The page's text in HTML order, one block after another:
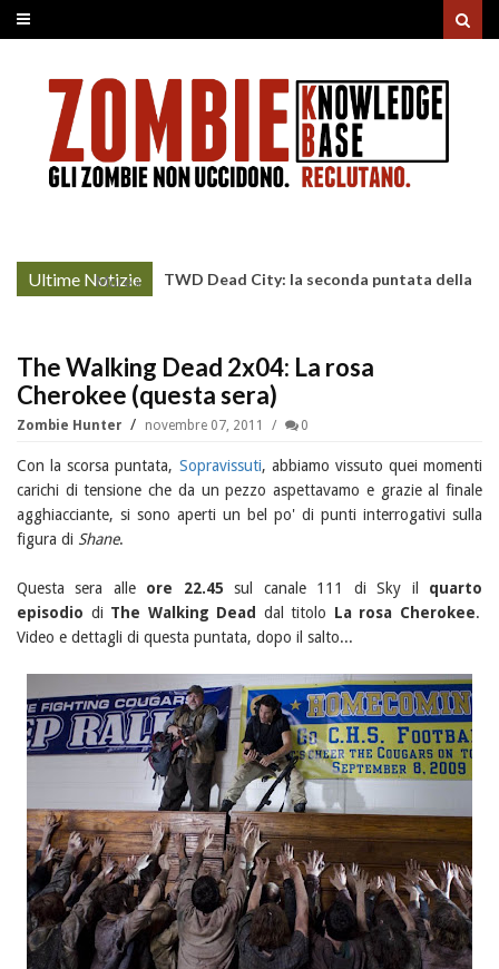
Ultime Notizie
More »
TWD Dead City: la seconda puntata della
The Walking Dead 2x04: La rosa
Cherokee (questa sera)
Zombie Hunter novembre 07, 2011 0
Con la scorsa puntata, Sopravissuti, abbiamo vissuto quei momenti
carichi di tensione che da un pezzo aspettavamo e grazie al finale
agghiacciante, si sono aperti un bel po' di punti interrogativi sulla
figura di Shane.
Questa sera alle ore 22.45 sul canale 111 di Sky il quarto
episodio di The Walking Dead dal titolo La rosa Cherokee.
Video e dettagli di questa puntata, dopo il salto...